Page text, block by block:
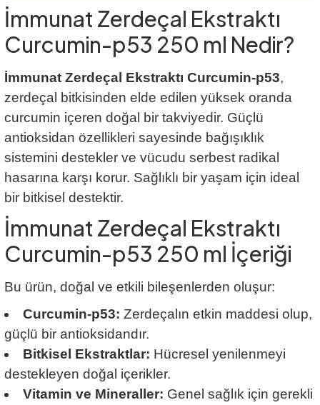
İmmunat Zerdeçal Ekstraktı
Curcumin-p53 250 ml Nedir?
İmmunat Zerdeçal Ekstraktı Curcumin-p53,
zerdeçal bitkisinden elde edilen yüksek oranda
curcumin içeren doğal bir takviyedir. Güçlü
antioksidan özellikleri sayesinde bağışıklık
sistemini destekler ve vücudu serbest radikal
hasarına karşı korur. Sağlıklı bir yaşam için ideal
bir bitkisel destektir.
İmmunat Zerdeçal Ekstraktı
Curcumin-p53 250 ml İçeriği
Bu ürün, doğal ve etkili bileşenlerden oluşur:
Curcumin-p53: Zerdeçalın etkin maddesi olup,
güçlü bir antioksidandır.
Bitkisel Ekstraktlar: Hücresel yenilenmeyi
destekleyen doğal içerikler.
Vitamin ve Mineraller: Genel sağlık için gerekli